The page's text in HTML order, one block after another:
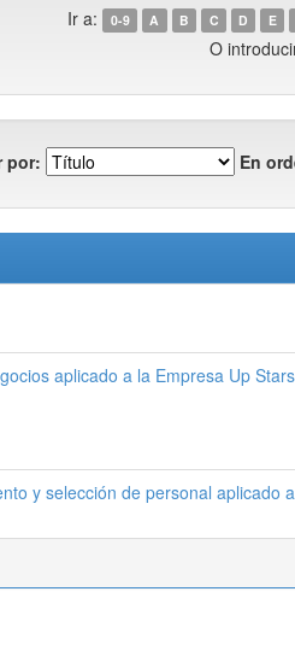
Ir a: 0-9 A B C D E
O
por: En
aplicado a la Empresa Up Stars
y selección de personal aplicado